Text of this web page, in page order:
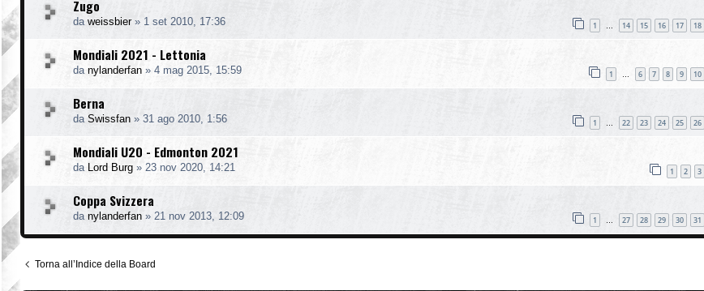
Zugo
da weissbier» 1 set 2010, 17:36 1 … 14 15 16 17 18
Mondiali 2021 - Lettonia
da nylanderfan » 4 mag 2015, 15:59 1 … 6 7 8 9 10
Berna
da Swissfan » 31 ago 2010, 1:56 1 … 22 23 24 25 26
Mondiali U20 - Edmonton 2021
da Lord Burg » 23 nov 2020, 14:21 1 2 3
Coppa Svizzera
da nylanderfan » 21 nov 2013, 12:09 1 … 27 28 29 30 31
Torna all’Indice della Board